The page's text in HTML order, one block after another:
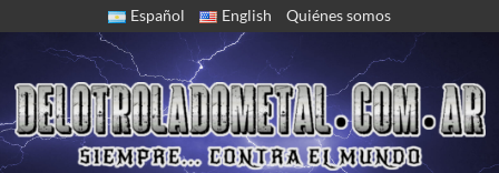
Español English Quiénes somos